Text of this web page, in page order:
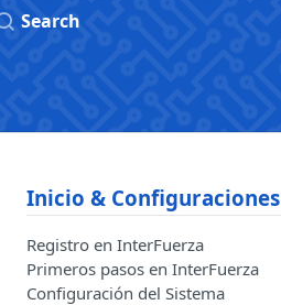
Search
Inicio & Configuraciones
Registro en InterFuerza
Primeros pasos en InterFuerza
Configuración del Sistema